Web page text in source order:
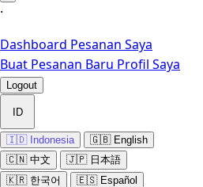
·
Dashboard Pesanan Saya
Buat Pesanan Baru Profil Saya
Logout
ID
🇮🇩 Indonesia
🇬🇧 English
🇨🇳 中文
🇯🇵 日本語
🇰🇷 한국어
🇪🇸 Español